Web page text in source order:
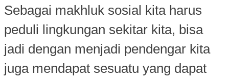
Sebagai makhluk sosial kita harus
peduli lingkungan sekitar kita, bisa
jadi dengan menjadi pendengar kita
juga mendapat sesuatu yang dapat